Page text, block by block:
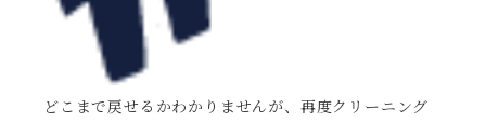
どこまで戻せるかわかりませんが、再度クリーニング